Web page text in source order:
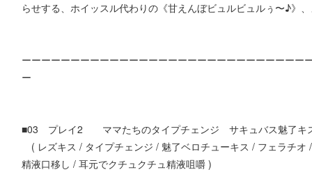
らせする、ホイッスル代わりの《甘えんぼビュルビュルぅ〜♪》
ーーーーーーーーーーーーーーーーーーーーーーーーーーーー
ー
■03 プレイ2 ママたちのタイプチェンジ サキュバス魅了キス
( レズキス / タイプチェンジ / 魅了ベロチューキス / フェラチ
精液口移し / 耳元でクチュクチュ精液咀嚼 )